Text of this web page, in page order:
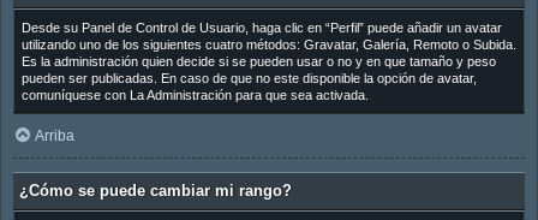
Desde su Panel de Control de Usuario, haga clic en “Perfil” puede añadir un avatar
utilizando uno de los siguientes cuatro métodos: Gravatar, Galería, Remoto o Subida.
Es la administración quien decide si se pueden usar o no y en que tamaño y peso
pueden ser publicadas. En caso de que no este disponible la opción de avatar,
comuníquese con La Administración para que sea activada.
Arriba
¿Cómo se puede cambiar mi rango?